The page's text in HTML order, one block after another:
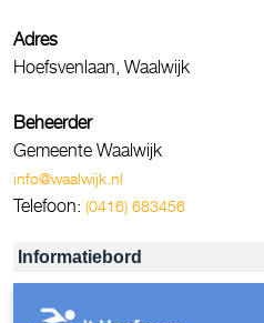
Adres
Hoefsvenlaan, Waalwijk
Beheerder
Gemeente Waalwijk
info@waalwijk.nl
Telefoon: (0416) 683456
Informatiebord